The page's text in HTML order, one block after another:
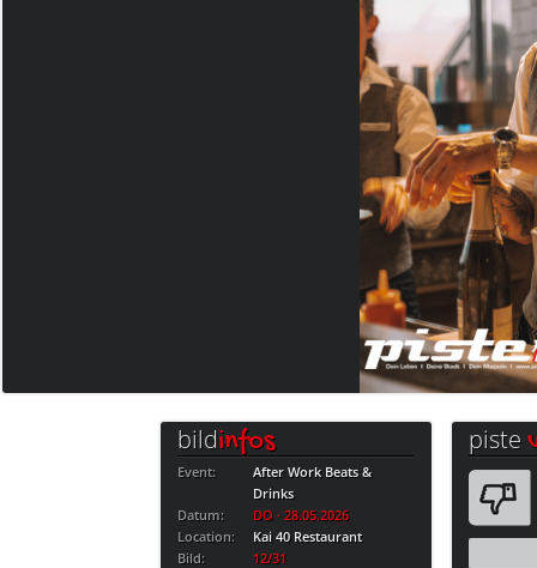
bildinfos
Event:
After Work Beats &
Drinks
Datum:
DO · 28.05.2026
Location:
Kai 40 Restaurant
Bild:
12/31
piste